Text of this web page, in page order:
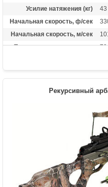
Усилие натяжения (кг)
43
Начальная скорость, ф/сек
Начальная скорость, м/сек
Прицельная дальность, м
70
Стандарт стрел (дюймы)
Масса (кг)
2.86
Назначение
Рекурсивный